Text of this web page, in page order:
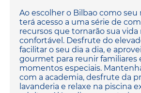
Ao escolher o Bilbao como seu
terá acesso a uma série de
recursos que tornarão sua vida
confortável. Desfrute do
facilitar o seu dia a dia, e
gourmet para reunir familiares
momentos especiais.
com a academia, desfrute da
lavanderia e relaxe na piscina